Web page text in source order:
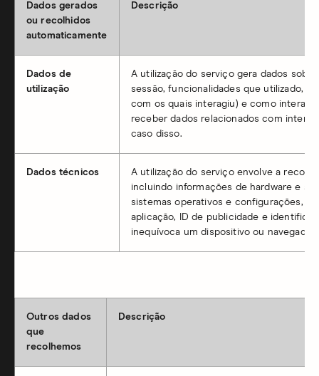
Dados gerados
ou recolhidos
automaticamente
Descrição
Dados de
utilização
A utilização do serviço gera dados
sessão, funcionalidades que utilizado,
com os quais interagiu) e como
receber dados relacionados com
caso disso.
Dados técnicos
A utilização do serviço envolve a
incluindo informações de hardware e
sistemas operativos e configurações,
aplicação, ID de publicidade e
inequívoca um dispositivo ou
Outros dados
que
recolhemos
Descrição